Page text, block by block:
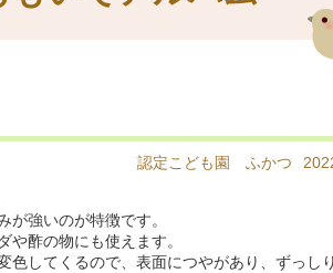
認定こども園 ふかつ
が強いのが特徴です。
や酢の物にも使えます。
色してくるので、表面につやがあり、ずっし